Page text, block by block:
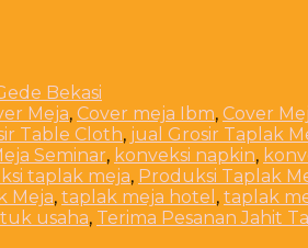
Meja, Cover meja Ibm, Cover
Table Cloth, jual Grosir Taplak
Seminar, konveksi napkin,
taplak meja, Produksi Taplak
Meja, taplak meja hotel , taplak
usaha, Terima Pesanan Jahit